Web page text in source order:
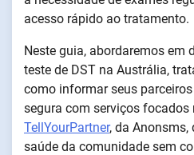
acesso rápido ao tratamento.
Neste guia, abordaremos em
teste de DST na Austrália,
como informar seus
segura com serviços focados
TellYourPartner, da Anonsms,
saúde da comunidade sem